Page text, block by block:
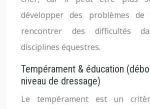
développer des problèmes
rencontrer des difficultés
disciplines équestres.
Tempérament & éducation
niveau de dressage)
Le tempérament est un